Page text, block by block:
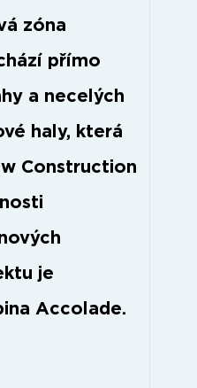
zóna
přímo
a necelých
haly, která
Construction
je
Accolade.